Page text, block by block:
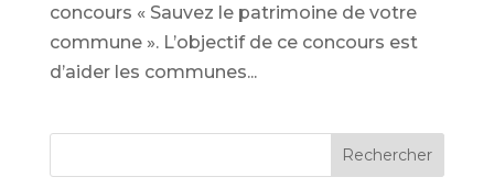
concours « Sauvez le patrimoine de votre
commune ». L’objectif de ce concours est
d’aider les communes...
Rechercher